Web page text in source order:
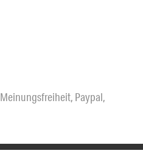
Meinungsfreiheit, Paypal,